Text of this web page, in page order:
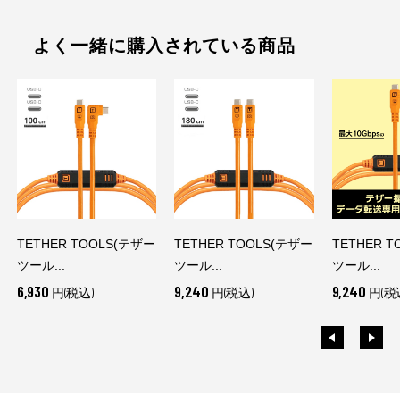
よく一緒に購入されている商品
TETHER TOOLS(テザー
ツール...
6,930 円(税込)
TETHER TOOLS(テザー
ツール...
9,240 円(税込)
TETHER
ツール...
9,240 円(税